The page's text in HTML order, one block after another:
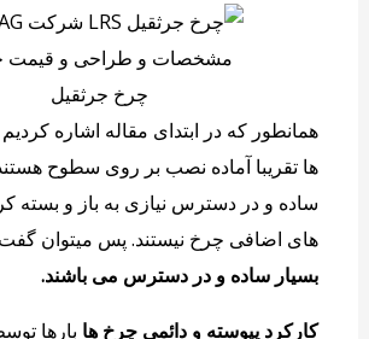
مشخصات و طراحی و قیمت
چرخ جرثقیل
همانطور که در ابتدای مقاله اشاره
ها تقریبا آماده نصب بر روی سطوح
ساده و در دسترس نیازی به باز و بسته
های اضافی چرخ نیستند. پس میتوان گفت
بسیار ساده و در دسترس می باشند.
کارکرد پیوسته و دائمی چرخ ها بارها